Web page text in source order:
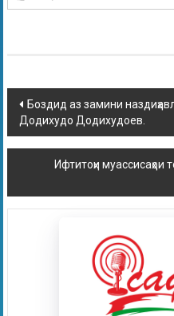
Боздид аз замини
Додихудо Додихудоев.
Ифтитоҳи муассисаҳои